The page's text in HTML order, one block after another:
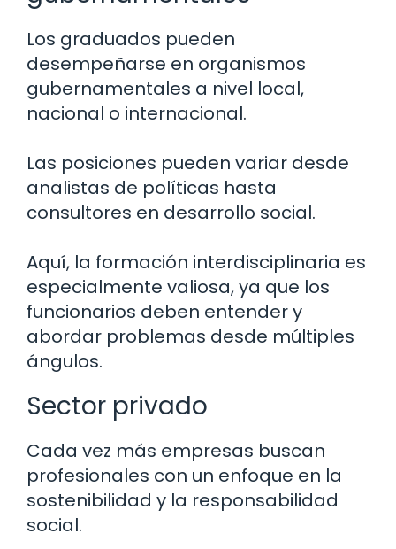
Los graduados pueden
desempeñarse en organismos
gubernamentales a nivel local,
nacional o internacional.
Las posiciones pueden variar desde
analistas de políticas hasta
consultores en desarrollo social.
Aquí, la formación interdisciplinaria es
especialmente valiosa, ya que los
funcionarios deben entender y
abordar problemas desde múltiples
ángulos.
Sector privado
Cada vez más empresas buscan
profesionales con un enfoque en la
sostenibilidad y la responsabilidad
social.